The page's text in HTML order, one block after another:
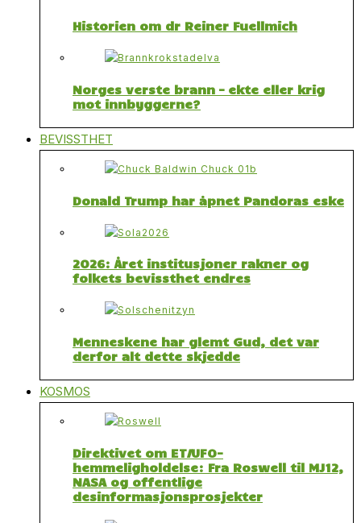
Historien om dr Reiner Fuellmich
Norges verste brann – ekte eller krig
mot innbyggerne?
BEVISSTHET
Donald Trump har åpnet Pandoras eske
2026: Året institusjoner rakner og
folkets bevissthet endres
Menneskene har glemt Gud, det var
derfor alt dette skjedde
KOSMOS
Direktivet om ET/UFO-
hemmeligholdelse: Fra Roswell til MJ12,
NASA og offentlige
desinformasjonsprosjekter